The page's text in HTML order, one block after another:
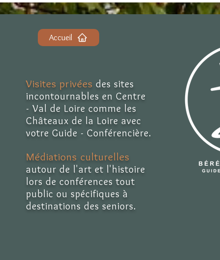
Accueil
Visites privées des sites
incontournables en Centre
- Val de Loire comme les
Châteaux de la Loire avec
votre Guide - Conférencière.
Médiations culturelles
autour de l'art et l'histoire
lors de conférences tout
public ou spécifiques à
destinations des seniors.